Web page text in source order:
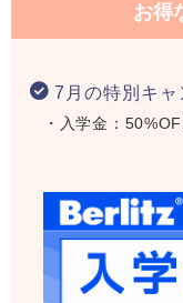
お得
7月の特別キャ
・入学金：